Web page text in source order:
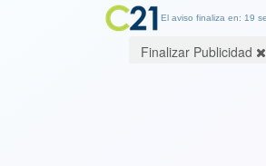
El aviso finaliza en: 19
Finalizar Publicidad